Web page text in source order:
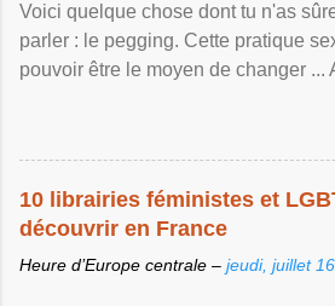
Voici quelque chose dont tu n'as
parler : le pegging. Cette pratique
pouvoir être le moyen de changer ...
10 librairies féministes et
découvrir en France
Heure d’Europe centrale – jeudi, juillet